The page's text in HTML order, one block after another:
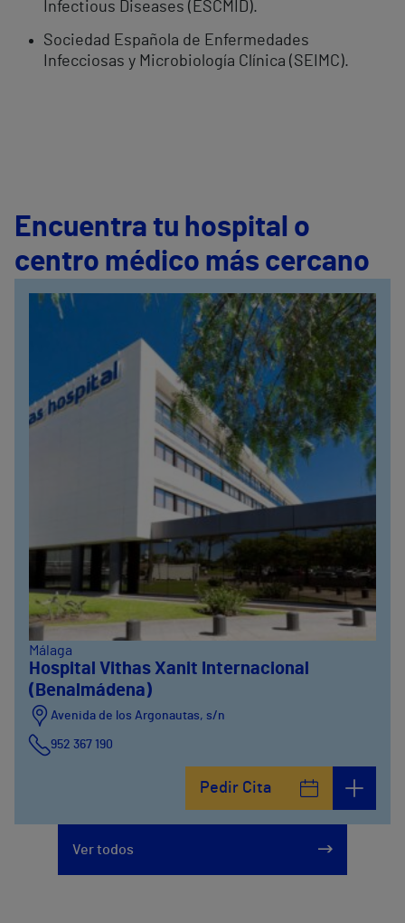
Infectious Diseases (ESCMID).
Sociedad Española de Enfermedades
Infecciosas y Microbiología Clínica (SEIMC).
Encuentra tu hospital o
centro médico más cercano
Málaga
Hospital Vithas Xanit Internacional
(Benalmádena)
Avenida de los Argonautas, s/n
952 367 190
Pedir Cita
Ver todos